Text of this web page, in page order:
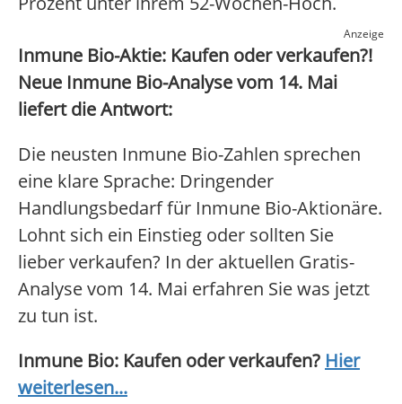
Anzeige
Inmune Bio-Aktie: Kaufen oder verkaufen?!
Neue Inmune Bio-Analyse vom 14. Mai
liefert die Antwort:
Die neusten Inmune Bio-Zahlen sprechen
eine klare Sprache: Dringender
Handlungsbedarf für Inmune Bio-Aktionäre.
Lohnt sich ein Einstieg oder sollten Sie
lieber verkaufen? In der aktuellen Gratis-
Analyse vom 14. Mai erfahren Sie was jetzt
zu tun ist.
Inmune Bio: Kaufen oder verkaufen? Hier
weiterlesen...